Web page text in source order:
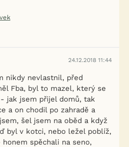
24.12.2018 11:44
nikdy nevlastnil, před
Fba, byl to mazel, který se
jak jsem přijel domů, tak
a on chodil po zahradě a
šel jsem na oběd a když
byl v kotci, nebo ležel poblíž,
spěchali na seno,